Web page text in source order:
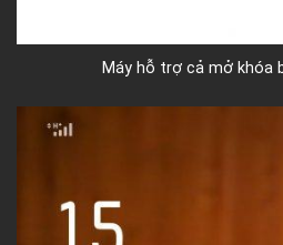
Máy hỗ trợ cả mở khóa